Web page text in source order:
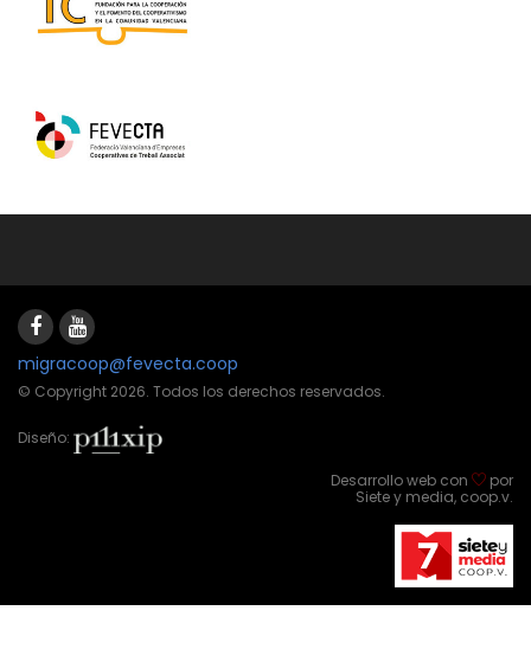
migracoop@fevecta.coop
© Copyright 2026. Todos los derechos reservados.
Diseño:
Desarrollo web con
por
Siete y media, coop.v.